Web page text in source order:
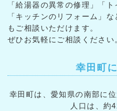
「給湯器の異常の修理」「
「キッチンのリフォーム」
もご相談いただけます。
ぜひお気軽にご相談ください
幸田町
幸田町は、愛知県の南部に
人口は、約